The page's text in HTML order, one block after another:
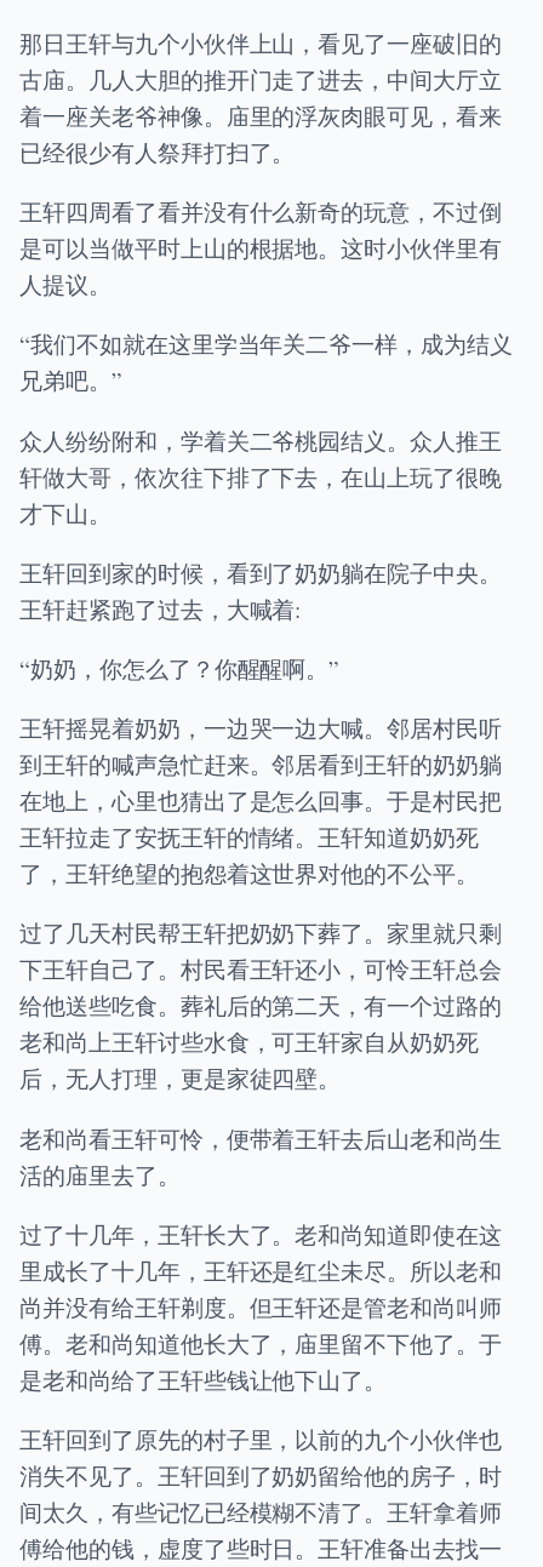
那日王轩与九个小伙伴上山，看见了一座破旧的
古庙。几人大胆的推开门走了进去，中间大厅立
着一座关老爷神像。庙里的浮灰肉眼可见，看来
已经很少有人祭拜打扫了。
王轩四周看了看并没有什么新奇的玩意，不过倒
是可以当做平时上山的根据地。这时小伙伴里有
人提议。
“我们不如就在这里学当年关二爷一样，成为结义
兄弟吧。”
众人纷纷附和，学着关二爷桃园结义。众人推王
轩做大哥，依次往下排了下去，在山上玩了很晚
才下山。
王轩回到家的时候，看到了奶奶躺在院子中央。
王轩赶紧跑了过去，大喊着:
“奶奶，你怎么了？你醒醒啊。”
王轩摇晃着奶奶，一边哭一边大喊。邻居村民听
到王轩的喊声急忙赶来。邻居看到王轩的奶奶躺
在地上，心里也猜出了是怎么回事。于是村民把
王轩拉走了安抚王轩的情绪。王轩知道奶奶死
了，王轩绝望的抱怨着这世界对他的不公平。
过了几天村民帮王轩把奶奶下葬了。家里就只剩
下王轩自己了。村民看王轩还小，可怜王轩总会
给他送些吃食。葬礼后的第二天，有一个过路的
老和尚上王轩讨些水食，可王轩家自从奶奶死
后，无人打理，更是家徒四壁。
老和尚看王轩可怜，便带着王轩去后山老和尚生
活的庙里去了。
过了十几年，王轩长大了。老和尚知道即使在这
里成长了十几年，王轩还是红尘未尽。所以老和
尚并没有给王轩剃度。但王轩还是管老和尚叫师
傅。老和尚知道他长大了，庙里留不下他了。于
是老和尚给了王轩些钱让他下山了。
王轩回到了原先的村子里，以前的九个小伙伴也
消失不见了。王轩回到了奶奶留给他的房子，时
间太久，有些记忆已经模糊不清了。王轩拿着师
傅给他的钱，虚度了些时日。王轩准备出去找一